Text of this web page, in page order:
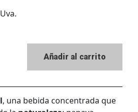
Uva.
Añadir al carrito
, una bebida concentrada que